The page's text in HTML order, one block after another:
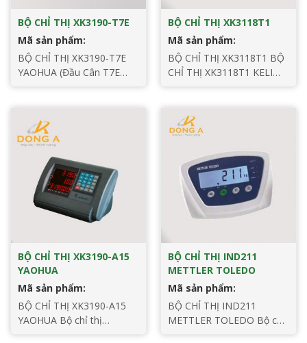
BỘ CHỈ THỊ XK3190-T7E
Mã sản phẩm:
BỘ CHỈ THỊ XK3190-T7E
YAOHUA (Đầu Cân T7E
MODEL: XK3190-T7E Hãng
sản xuất: Yaohua – Đài
Loan BỘ CHỈ THỊ T7E
được sử dụng rộng rãi cho
cân điện tử , cân bàn, cân
sàn hoặc các thiết bị cân
sử dụng từ 1-4
loadcell.Đầu cân T7E […]
BỘ CHỈ THỊ XK3118T1
Mã sản phẩm:
BỘ CHỈ THỊ XK3118T1 BỘ
CHỈ THỊ XK3118T1 KELI
nhất trên thị trường hiện
nay. Đầu cân XK31118T1
thể sử dụng đa dạng với
các loại cân điện tử khác
nhau, nhưng ứng dụng chủ
yếu nhất vẫn […]
BỘ CHỈ THỊ XK3190-A15
YAOHUA
Mã sản phẩm:
BỘ CHỈ THỊ XK3190-A15
YAOHUA Bộ chỉ thị
BỘ CHỈ THỊ IND211
METTLER TOLEDO
Mã sản phẩm:
BỘ CHỈ THỊ IND211
METTLER TOLEDO Bộ chỉ